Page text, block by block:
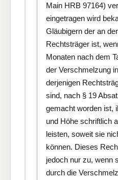
Main HRB 97164)
eingetragen wird
Gläubigern der an
Rechtsträger ist,
Monaten nach dem
der Verschmelzung
derjenigen
sind, nach § 19
gemacht worden ist,
und Höhe schriftlich
leisten, soweit sie
können. Dieses
jedoch nur zu, wenn
durch die